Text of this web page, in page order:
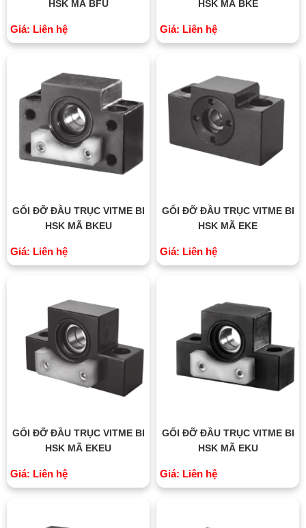
HSK MÃ BFU
Giá: Liên hệ
HSK MÃ BKE
Giá: Liên hệ
GỐI ĐỠ ĐẦU TRỤC VITME BI
HSK MÃ BKEU
Giá: Liên hệ
GỐI ĐỠ ĐẦU TRỤC VITME BI
HSK MÃ EKE
Giá: Liên hệ
GỐI ĐỠ ĐẦU TRỤC VITME BI
HSK MÃ EKEU
Giá: Liên hệ
GỐI ĐỠ ĐẦU TRỤC VITME BI
HSK MÃ EKU
Giá: Liên hệ